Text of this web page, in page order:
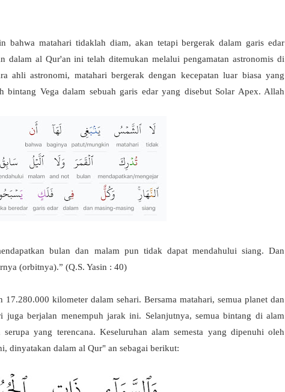
bahwa matahari tidaklah diam, akan tetapi bergerak dalam garis edar
dalam al Qur'an ini telah ditemukan melalui pengamatan astronomis di
ahli astronomi, matahari bergerak dengan kecepatan luar biasa yang
bintang Vega dalam sebuah garis edar yang disebut Solar Apex. Allah
bulan dan malam pun tidak dapat mendahului siang. Dan
(orbitnya).” (Q.S. Yasin : 40)
kilometer dalam sehari. Bersama matahari, semua planet dan
juga berjalan menempuh jarak ini. Selanjutnya, semua bintang di alam
serupa yang terencana. Keseluruhan alamsemesta yang dipenuhi oleh
dinyatakan dalam al Qur" an sebagai berikut: